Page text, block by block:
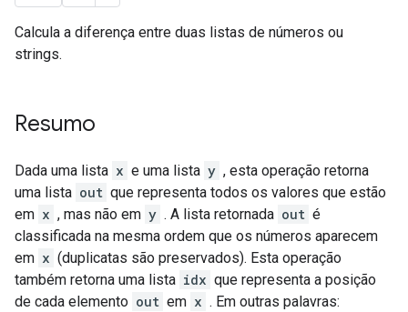
Calcula a diferença entre duas listas de números ou
strings.
Resumo
Dada uma lista x e uma lista y , esta operação retorna
uma lista out que representa todos os valores que estão
em x , mas não em y . A lista retornada out é
classificada na mesma ordem que os números aparecem
em x (duplicatas são preservados). Esta operação
também retorna uma lista idx que representa a posição
de cada elemento out em x . Em outras palavras: